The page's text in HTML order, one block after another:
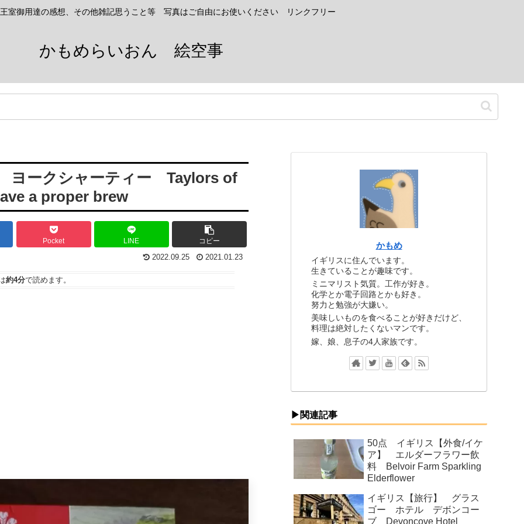
室御用達の感想、その他雑記思うこと等 写真はご自由にお使いください リンクフリー
かもめらいおん 絵空事
ークシャーティー Taylors of
a proper brew
Pocket LINE コピー
2022.09.25 2021.01.23
約4分で読めます。
かもめ
イギリスに住んでいます。
生きていることが趣味です。
ミニマリスト気質。工作が好き。
化学とか電子回路とかも好き。
努力と勉強が大嫌い。
美味しいものを食べることが好きだけど、
料理は絶対したくないマンです。
嫁、娘、息子の4人家族です。
▶関連記事
50点 イギリス【外食/イケ
ア】 エルダーフラワー飲
料 Belvoir Farm Sparkling
Elderflower
イギリス【旅行】 グラス
ゴー ホテル デボンコー
ブ Devoncove Hotel